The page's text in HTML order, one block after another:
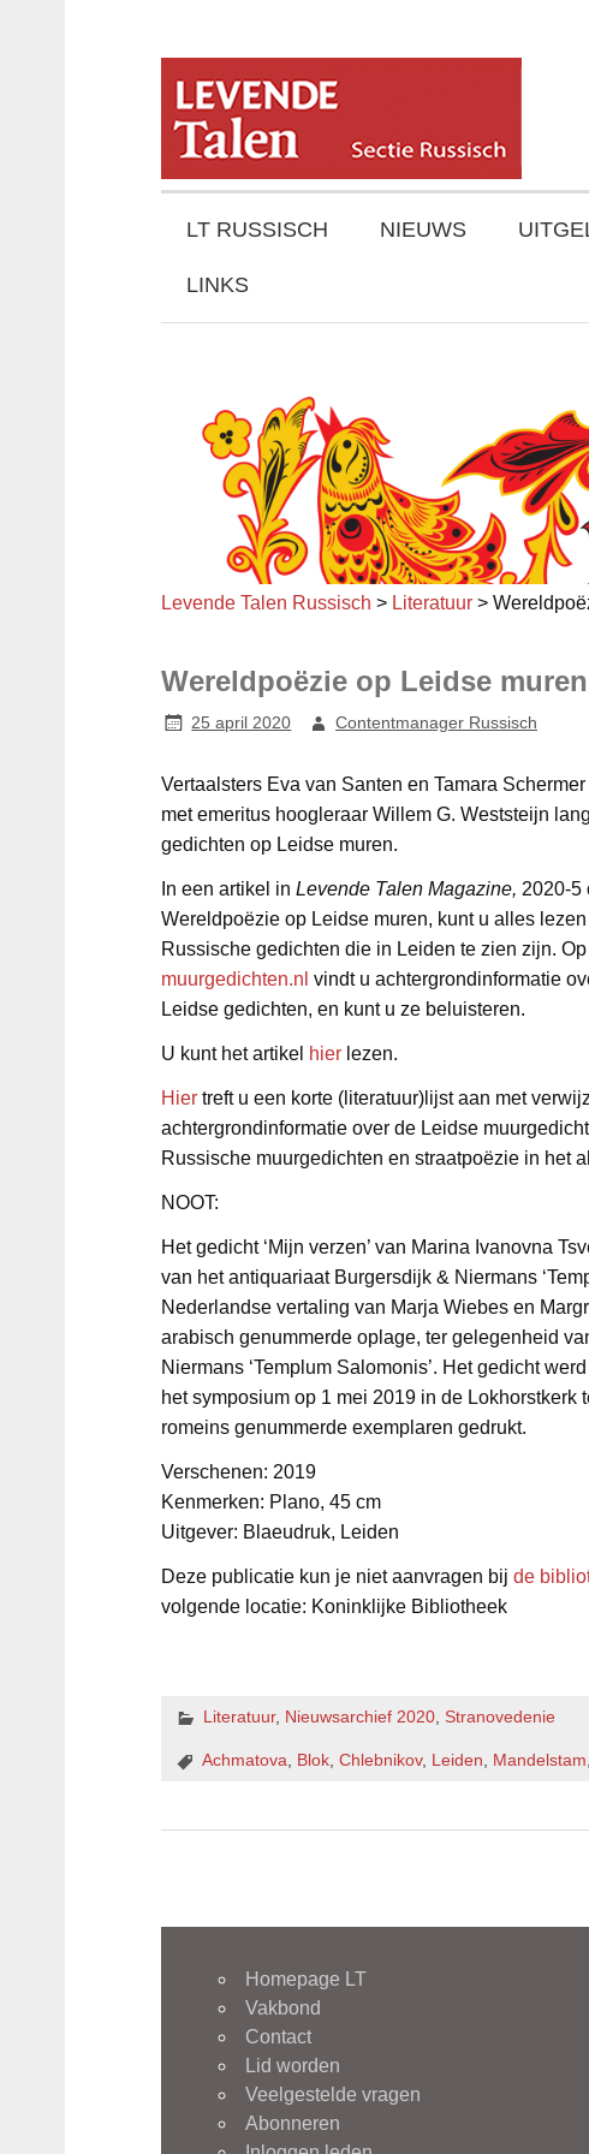
LT RUSSISCH NIEUWS
LINKS
Levende Talen Russisch > Literatuur>
Wereldpoëzie op Leidse muren
25 april 2020 Contentmanager Russisch
Vertaalsters Eva van Santen en Tamara
met emeritus hoogleraar Willem G. Weststeijn
gedichten op Leidse muren.
In een artikel in Levende Talen Magazine, 2020-5
Wereldpoëzie op Leidse muren, kunt u alles
Russische gedichten die in Leiden te zien zijn.
muurgedichten.nl vindt u achtergrondinformatie
Leidse gedichten, en kunt u ze beluisteren.
U kunt het artikel hierlezen.
Hiertreft u een korte (literatuur)lijst aan met
achtergrondinformatie over de Leidse
Russische muurgedichten en straatpoëzie in het
NOOT:
Het gedicht ‘Mijn verzen’ van Marina Ivanovna
van het antiquariaat Burgersdijk & Niermans
Nederlandse vertaling van Marja Wiebes en
arabisch genummerde oplage, ter gelegenheid
Niermans ‘Templum Salomonis’. Het gedicht
het symposium op 1 mei 2019 in de
romeins genummerde exemplaren gedrukt.
Verschenen: 2019
Kenmerken: Plano, 45 cm
Uitgever: Blaeudruk, Leiden
Deze publicatie kun je niet aanvragen bij de
volgende locatie: Koninklijke Bibliotheek
Literatuur, Nieuwsarchief 2020, Stranovedenie
Achmatova Blok ,Chlebnikov, Leiden Mandelstam
Homepage LT
Vakbond
Contact
Lid worden
Veelgestelde vragen
Abonneren